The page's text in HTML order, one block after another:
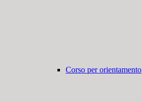
Corso per orientamento